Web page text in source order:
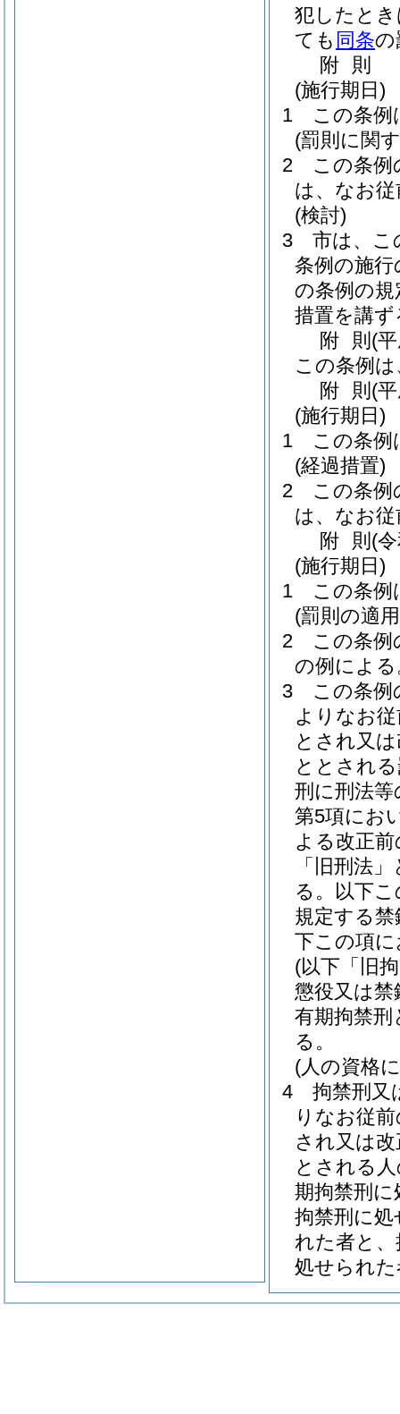
犯したと
ても 同条の
附 則
(施行期日)
1
この条例
(罰則に関
2
この条
は、なお
(検討)
3
市は、こ
条例の施
の条例の
措置を講
附 則 (
この条例
附 則 (
(施行期日)
1
この条例
(経過措置)
2
この条
は、なお
附 則 (
(施行期日)
1
この条例
(罰則の適
2
この条
の例による
3
この条例
よりなお
とされ又
ととされ
刑に刑法
第5項にお
よる改正
「旧刑法
る。以下
規定する禁
下この項
(以下「旧
懲役又は
有期拘禁
る。
(人の資格
4
拘禁刑又
りなお従
され又は
とされる
期拘禁刑
拘禁刑に
れた者と
処せられ